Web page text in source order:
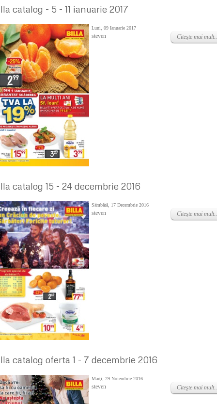
catalog - 5 - 11 ianuarie 2017
Luni, 09 Ianuarie 2017
steven Citeşte mai
catalog 15 - 24 decembrie 2016
Sâmbătă, 17 Decembrie 2016
steven Citeşte mai
catalog oferta 1 - 7 decembrie 2016
Marţi, 29 Noiembrie 2016
steven Citeşte mai